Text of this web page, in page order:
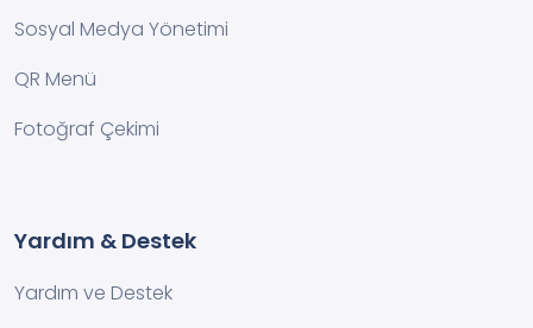
Sosyal Medya Yönetimi
QR Menü
Fotoğraf Çekimi
Yardım & Destek
Yardım ve Destek